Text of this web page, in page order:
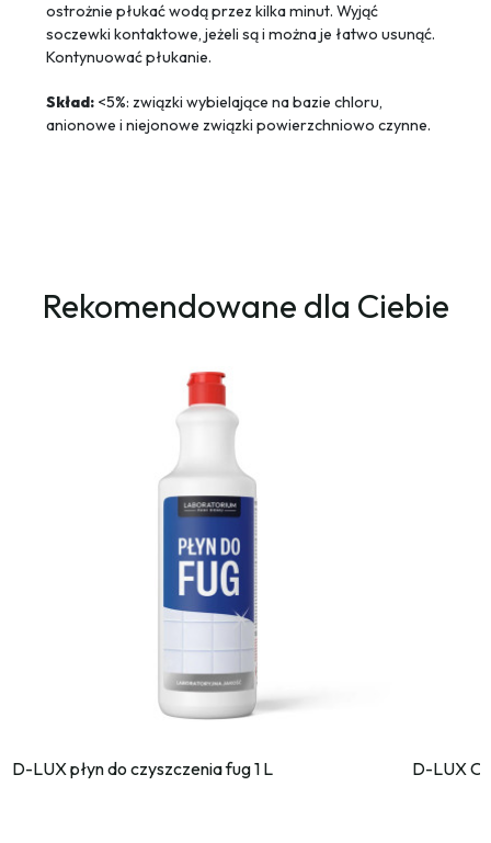
ostrożnie płukać wodą przez kilka minut. Wyjąć
soczewki kontaktowe, jeżeli są i można je łatwo usunąć.
Kontynuować płukanie.
Skład: <5%: związki wybielające na bazie chloru,
anionowe i niejonowe związki powierzchniowo czynne.
Rekomendowane dla Ciebie
D-LUX płyn do czyszczenia fug 1 L D-LUX